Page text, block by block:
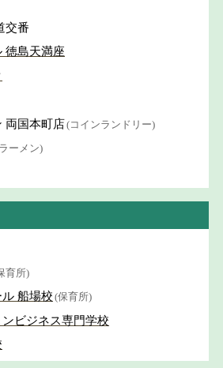
交番
徳島天満座
両国本町店(コインランドリー)
ーメン)
育所)
船場校 (保育所)
ビジネス専門学校